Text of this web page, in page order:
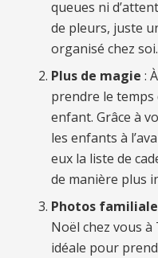
queues ni
de pleurs, juste
organisé chez soi.
Plus de magie :
prendre le temps
enfant. Grâce à
les enfants à
eux la liste de
de manière plus
Photos
Noël chez vous
idéale pour